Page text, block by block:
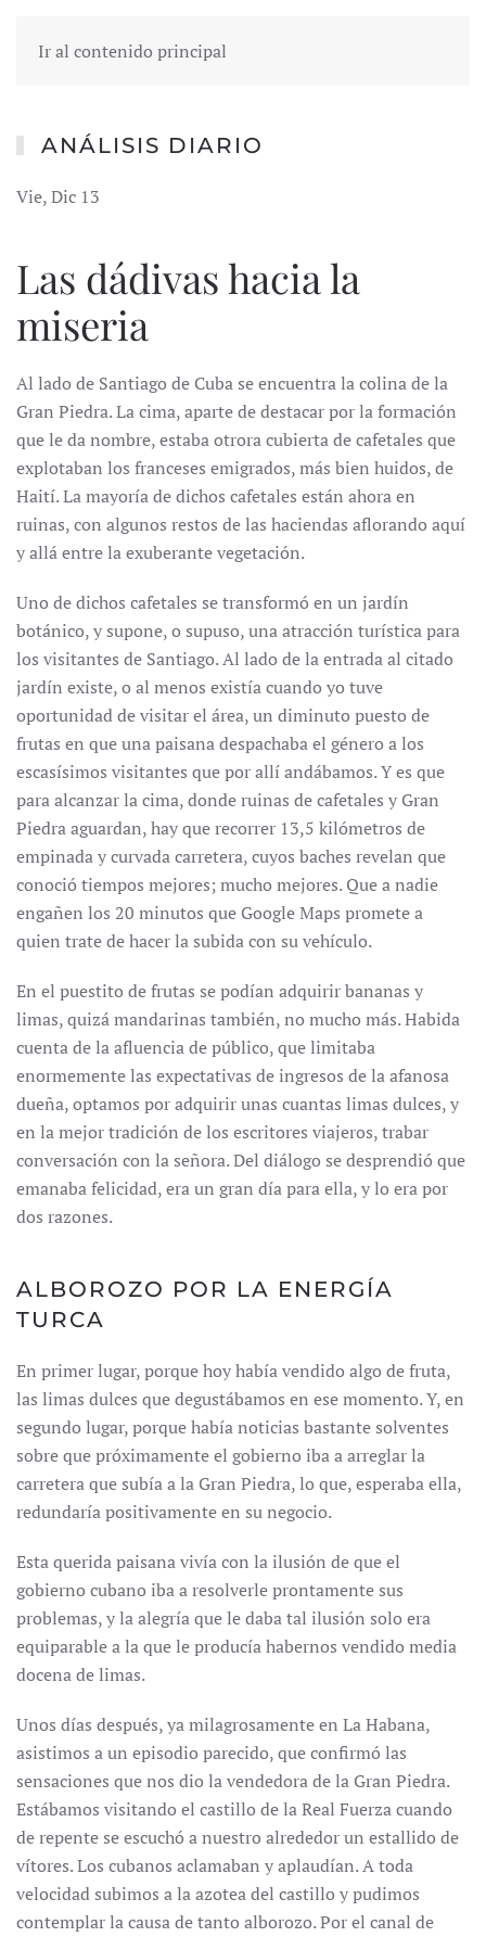
Ir al contenido principal
ANÁLISIS DIARIO
Vie, Dic 13
Las dádivas hacia la
miseria
Al lado de Santiago de Cuba se encuentra la colina de la
Gran Piedra. La cima, aparte de destacar por la formación
que le da nombre, estaba otrora cubierta de cafetales que
explotaban los franceses emigrados, más bien huidos, de
Haití. La mayoría de dichos cafetales están ahora en
ruinas, con algunos restos de las haciendas aflorando aquí
y allá entre la exuberante vegetación.
Uno de dichos cafetales se transformó en un jardín
botánico, y supone, o supuso, una atracción turística para
los visitantes de Santiago. Al lado de la entrada al citado
jardín existe, o al menos existía cuando yo tuve
oportunidad de visitar el área, un diminuto puesto de
frutas en que una paisana despachaba el género a los
escasísimos visitantes que por allí andábamos. Y es que
para alcanzar la cima, donde ruinas de cafetales y Gran
Piedra aguardan, hay que recorrer 13,5 kilómetros de
empinada y curvada carretera, cuyos baches revelan que
conoció tiempos mejores; mucho mejores. Que a nadie
engañen los 20 minutos que Google Maps promete a
quien trate de hacer la subida con su vehículo.
En el puestito de frutas se podían adquirir bananas y
limas, quizá mandarinas también, no mucho más. Habida
cuenta de la afluencia de público, que limitaba
enormemente las expectativas de ingresos de la afanosa
dueña, optamos por adquirir unas cuantas limas dulces, y
en la mejor tradición de los escritores viajeros, trabar
conversación con la señora. Del diálogo se desprendió que
emanaba felicidad, era un gran día para ella, y lo era por
dos razones.
ALBOROZO POR LA ENERGÍA
TURCA
En primer lugar, porque hoy había vendido algo de fruta,
las limas dulces que degustábamos en ese momento. Y, en
segundo lugar, porque había noticias bastante solventes
sobre que próximamente el gobierno iba a arreglar la
carretera que subía a la Gran Piedra, lo que, esperaba ella,
redundaría positivamente en su negocio.
Esta querida paisana vivía con la ilusión de que el
gobierno cubano iba a resolverle prontamente sus
problemas, y la alegría que le daba tal ilusión solo era
equiparable a la que le producía habernos vendido media
docena de limas.
Unos días después, ya milagrosamente en La Habana,
asistimos a un episodio parecido, que confirmó las
sensaciones que nos dio la vendedora de la Gran Piedra.
Estábamos visitando el castillo de la Real Fuerza cuando
de repente se escuchó a nuestro alrededor un estallido de
vítores. Los cubanos aclamaban y aplaudían. A toda
velocidad subimos a la azotea del castillo y pudimos
contemplar la causa de tanto alborozo. Por el canal de